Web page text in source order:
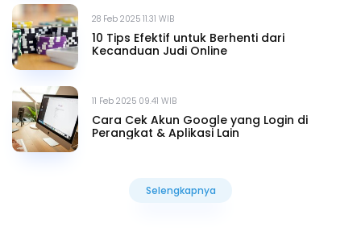
28 Feb 2025 11.31 WIB
10 Tips Efektif untuk Berhenti dari
Kecanduan Judi Online
11 Feb 2025 09.41 WIB
Cara Cek Akun Google yang Login di
Perangkat & Aplikasi Lain
Selengkapnya